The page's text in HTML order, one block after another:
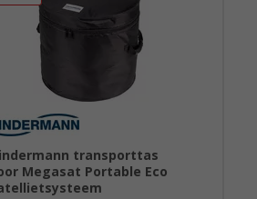
transporttas
Megasat Portable Eco